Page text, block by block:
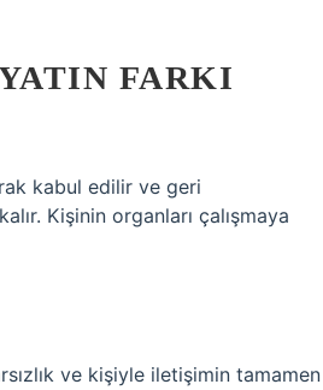
FARKI
kabul edilir ve geri
Kişinin organları çalışmaya
ve kişiyle iletişimin tamamen